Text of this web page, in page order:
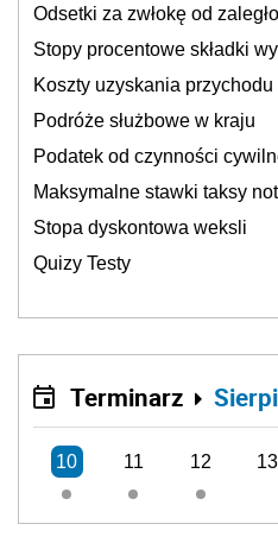
Odsetki za zwłokę od
Stopy procentowe składki
Koszty uzyskania przychodu
Podróże służbowe w kraju
Podatek od czynności
Maksymalne stawki taksy
Stopa dyskontowa weksli
Quizy Testy
Terminarz
10 11 12 13